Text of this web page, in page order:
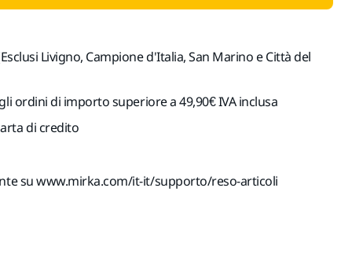
Livigno, Campione d'Italia, San Marino e Città del
ordini di importo superiore a 49,90€ IVA inclusa
di credito
su www.mirka.com/it-it/supporto/reso-articoli